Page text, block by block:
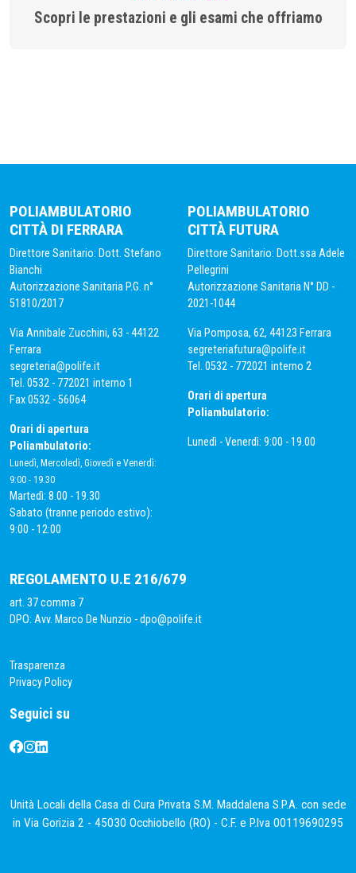
Scopri le prestazioni e gli esami che offriamo
POLIAMBULATORIO
CITTÀ DI FERRARA
Direttore Sanitario: Dott. Stefano
Bianchi
Autorizzazione Sanitaria P.G. n°
51810/2017
Via Annibale Zucchini, 63 - 44122
Ferrara
segreteria@polife.it
Tel. 0532 - 772021 interno 1
Fax 0532 - 56064
Orari di apertura
Poliambulatorio:
Lunedì, Mercoledì, Giovedì e Venerdì:
9:00 - 19.30
Martedì: 8.00 - 19.30
Sabato (tranne periodo estivo):
9:00 - 12:00
POLIAMBULATORIO
CITTÀ FUTURA
Direttore Sanitario: Dott.ssa Adele
Pellegrini
Autorizzazione Sanitaria N° DD -
2021-1044
Via Pomposa, 62, 44123 Ferrara
segreteriafutura@polife.it
Tel. 0532 - 772021 interno 2
Orari di apertura
Poliambulatorio:
Lunedì - Venerdì: 9:00 - 19.00
REGOLAMENTO U.E 216/679
art. 37 comma 7
DPO: Avv. Marco De Nunzio -dpo@polife.it
Trasparenza
Privacy Policy
Seguici su
Unità Locali della Casa di Cura Privata S.M. Maddalena S.P.A. con sede
in Via Gorizia 2 - 45030 Occhiobello (RO) - C.F. e P.Iva 00119690295